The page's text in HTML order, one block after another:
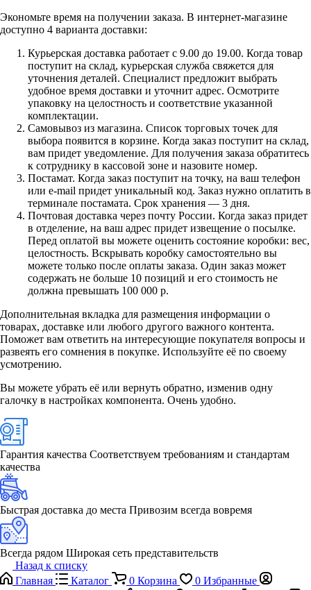
Экономьте время на получении заказа. В интернет-магазине
доступно 4 варианта доставки:
Курьерская доставка работает с 9.00 до 19.00. Когда товар
поступит на склад, курьерская служба свяжется для
уточнения деталей. Специалист предложит выбрать
удобное время доставки и уточнит адрес. Осмотрите
упаковку на целостность и соответствие указанной
комплектации.
Самовывоз из магазина. Список торговых точек для
выбора появится в корзине. Когда заказ поступит на склад,
вам придет уведомление. Для получения заказа обратитесь
к сотруднику в кассовой зоне и назовите номер.
Постамат. Когда заказ поступит на точку, на ваш телефон
или e-mail придет уникальный код. Заказ нужно оплатить в
терминале постамата. Срок хранения — 3 дня.
Почтовая доставка через почту России. Когда заказ придет
в отделение, на ваш адрес придет извещение о посылке.
Перед оплатой вы можете оценить состояние коробки: вес,
целостность. Вскрывать коробку самостоятельно вы
можете только после оплаты заказа. Один заказ может
содержать не больше 10 позиций и его стоимость не
должна превышать 100 000 р.
Дополнительная вкладка для размещения информации о
товарах, доставке или любого другого важного контента.
Поможет вам ответить на интересующие покупателя вопросы и
развеять его сомнения в покупке. Используйте её по своему
усмотрению.
Вы можете убрать её или вернуть обратно, изменив одну
галочку в настройках компонента. Очень удобно.
Гарантия качества Соответствуем требованиям и стандартам
качества
Быстрая доставка до места Привозим всегда вовремя
Всегда рядом Широкая сеть представительств
Назад к списку
Главная
Каталог 0 Корзина 0 Избранные